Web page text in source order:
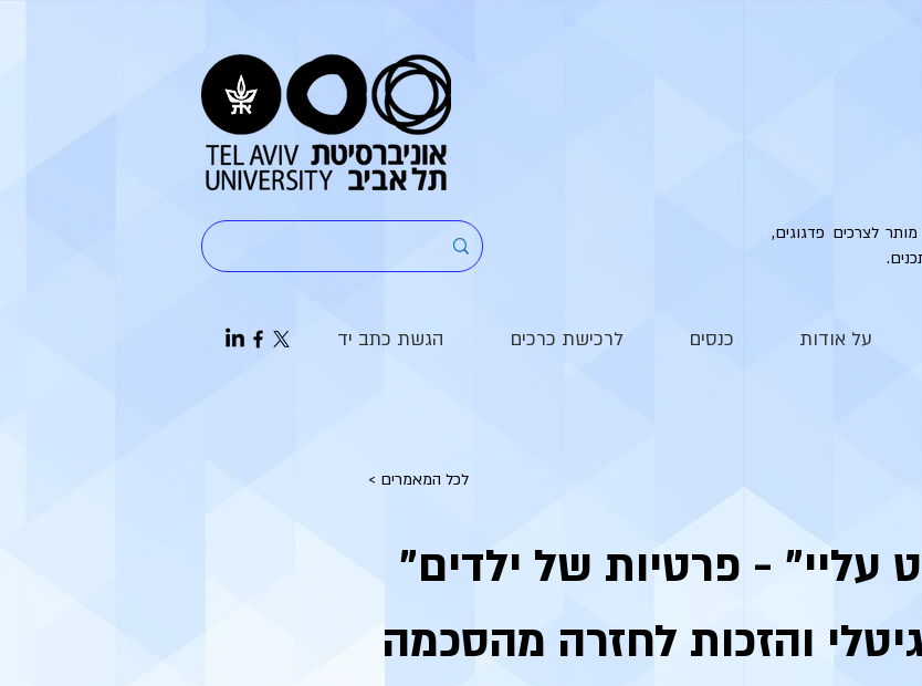
לצרכים פדגוגים,
על אודות כנסים לרכישת כרכים הגשת כתב יד
< לכל המאמרים
"אני מחליט עליי" - פרטיות של ילדים
והזכות לחזרה מהסכמה